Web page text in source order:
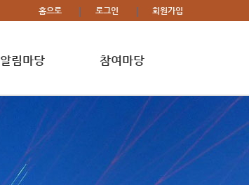
홈으로 로그인 회원가입
알림마당 참여마당